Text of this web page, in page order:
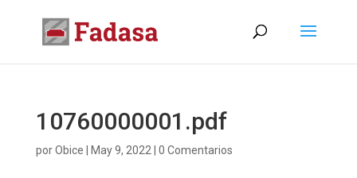
10760000001.pdf
porObice May 9, 2022 0 Comentarios